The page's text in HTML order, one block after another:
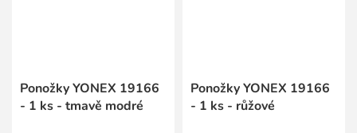
Ponožky YONEX 19166
- 1 ks - tmavě modré
Ponožky YONEX 19166
- 1 ks - růžové